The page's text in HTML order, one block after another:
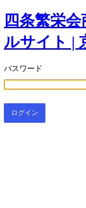
四条繁栄
ルサイト |
パスワード